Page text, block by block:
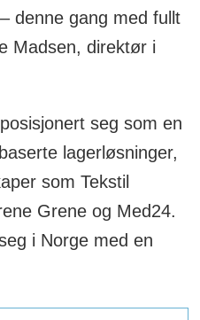
denne gang med fullt
Madsen, direktør i
seg som en
lagerløsninger,
som Tekstil
Grene og Med24.
i Norge med en